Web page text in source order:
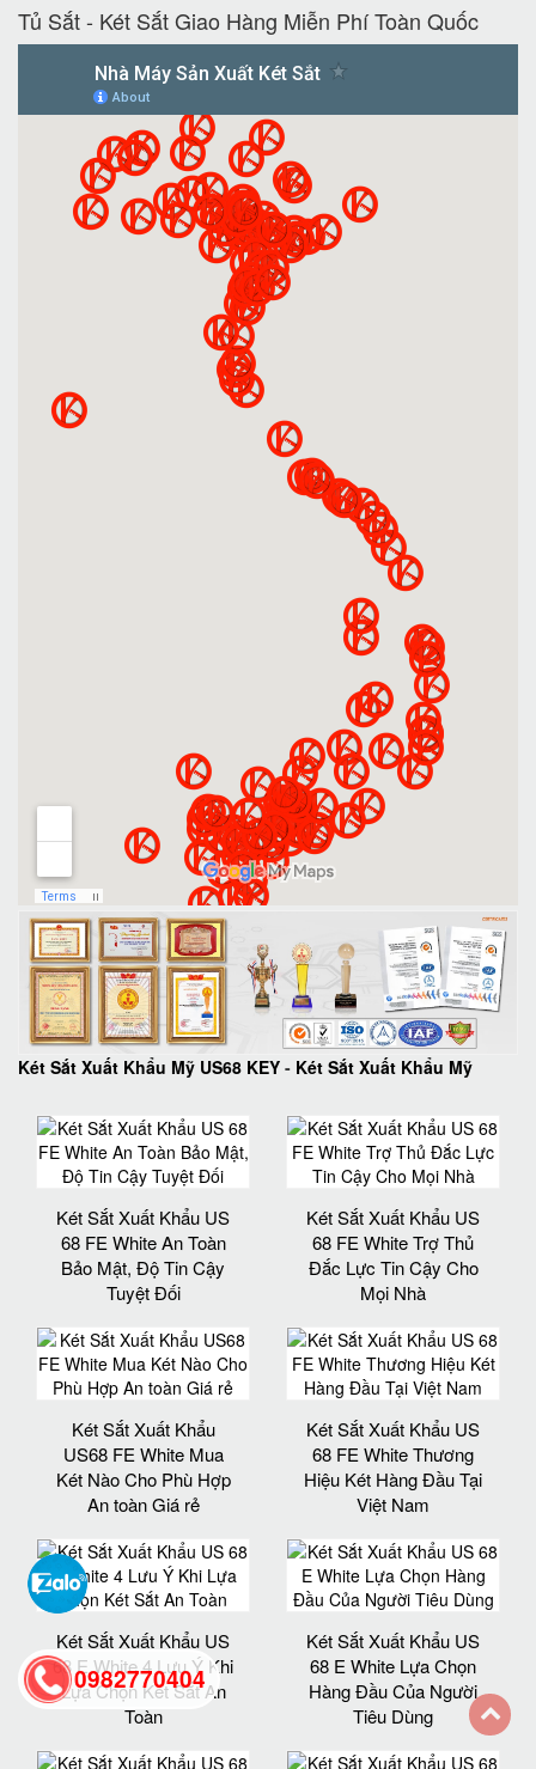
Tủ Sắt - Két Sắt Giao Hàng Miễn Phí Toàn Quốc
Két Sắt Xuất Khẩu Mỹ US68 KEY - Két Sắt Xuất Khẩu Mỹ
Két Sắt Xuất Khẩu US
68 FE White An Toàn
Bảo Mật, Độ Tin Cậy
Tuyệt Đối
Két Sắt Xuất Khẩu US
68 FE White Trợ Thủ
Đắc Lực Tin Cậy Cho
Mọi Nhà
Két Sắt Xuất Khẩu
US68 FE White Mua
Két Nào Cho Phù Hợp
An toàn Giá rẻ
Két Sắt Xuất Khẩu US
68 FE White Thương
Hiệu Két Hàng Đầu Tại
Việt Nam
Két Sắt Xuất Khẩu US
68 E White 4 Lưu Ý Khi
Lựa Chọn Két Sắt An
Toàn
Két Sắt Xuất Khẩu US
68 E White Lựa Chọn
Hàng Đầu Của Người
Tiêu Dùng
0982770404
back